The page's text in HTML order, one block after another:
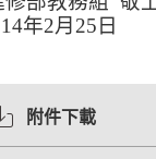
年2月 25 日
附件下載